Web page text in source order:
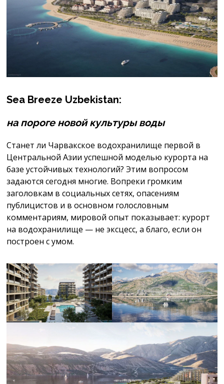
Sea Breeze Uzbekistan:
на пороге новой культуры воды
Станет ли Чарвакское водохранилище первой в
Центральной Азии успешной моделью курорта на
базе устойчивых технологий? Этим вопросом
задаются сегодня многие. Вопреки громким
заголовкам в социальных сетях, опасениям
публицистов и в основном голословным
комментариям, мировой опыт показывает: курорт
на водохранилище — не эксцесс, а благо, если он
построен с умом.